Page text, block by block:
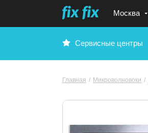
Москва
Сервисные центры
Главная / Микроволновоки /